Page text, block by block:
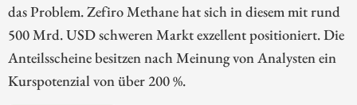
das Problem. Zefiro Methane hat sich in diesem mit rund
500 Mrd. USD schweren Markt exzellent positioniert. Die
Anteilsscheine besitzen nach Meinung von Analysten ein
Kurspotenzial von über 200 %.